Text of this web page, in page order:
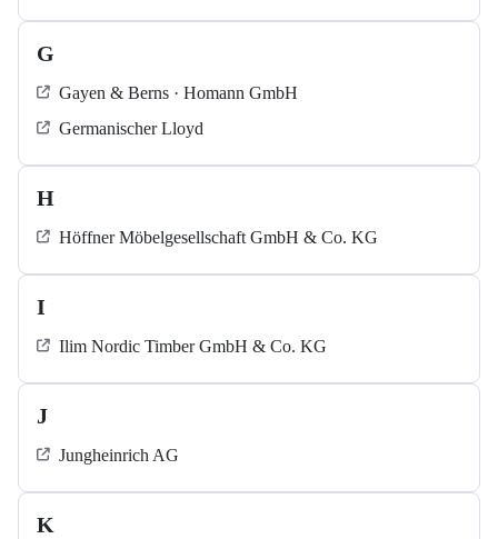
G
Gayen & Berns · Homann GmbH
Germanischer Lloyd
H
Höffner Möbelgesellschaft GmbH & Co. KG
I
Ilim Nordic Timber GmbH & Co. KG
J
Jungheinrich AG
K